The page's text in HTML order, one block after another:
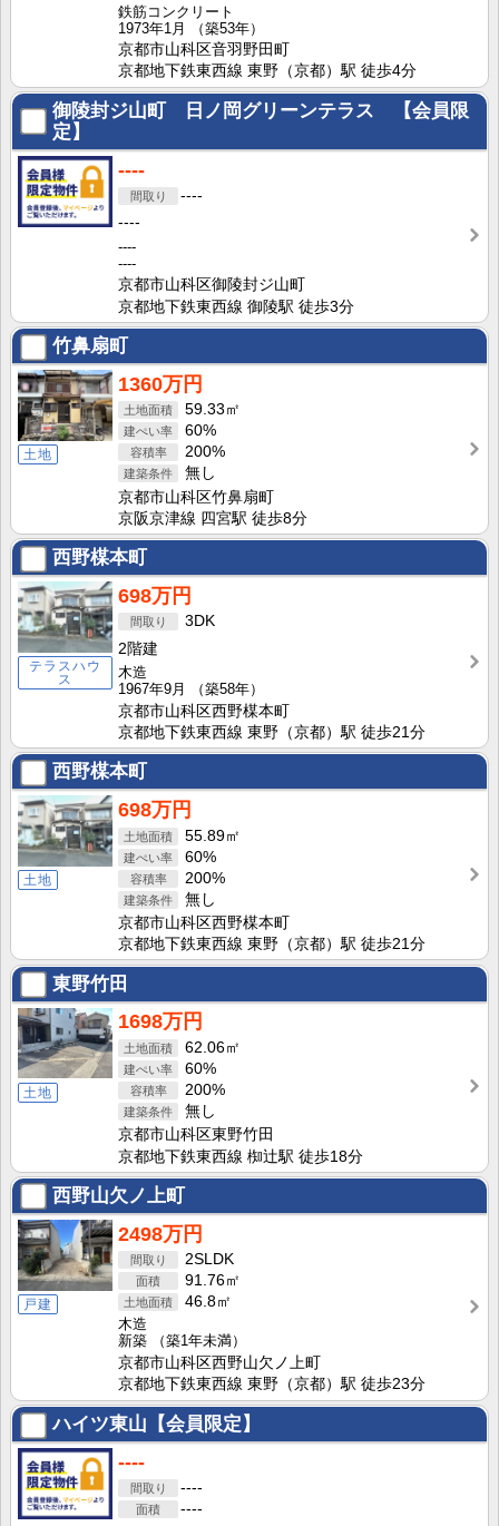
鉄筋コンクリート
1973年1月
（築53年）
京都市山科区音羽野田町
京都地下鉄東西線 東野（京都）駅 徒歩4分
御陵封ジ山町 日ノ岡グリーンテラス 【会員限
定】
----
----
----
----
----
京都市山科区御陵封ジ山町
京都地下鉄東西線 御陵駅 徒歩3分
竹鼻扇町
土地
1360万円
59.33㎡
60%
200%
無し
京都市山科区竹鼻扇町
京阪京津線 四宮駅 徒歩8分
西野楳本町
テラスハウ
ス
698万円
3DK
2階建
木造
1967年9月
（築58年）
京都市山科区西野楳本町
京都地下鉄東西線 東野（京都）駅 徒歩21分
西野楳本町
土地
698万円
55.89㎡
60%
200%
無し
京都市山科区西野楳本町
京都地下鉄東西線 東野（京都）駅 徒歩21分
東野竹田
土地
1698万円
62.06㎡
60%
200%
無し
京都市山科区東野竹田
京都地下鉄東西線 椥辻駅 徒歩18分
西野山欠ノ上町
戸建
2498万円
2SLDK
91.76㎡
46.8㎡
木造
新築
（築1年未満）
京都市山科区西野山欠ノ上町
京都地下鉄東西線 東野（京都）駅 徒歩23分
ハイツ東山【会員限定】
----
----
----